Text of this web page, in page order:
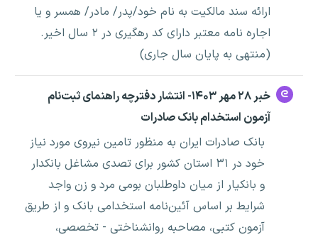
ارائه سند مالکیت به نام خود/پدر/ مادر/ همسر و یا
اجاره نامه معتبر دارای کد رهگیری در ۲ سال اخیر.
(منتهی به پایان سال جاری)
خبر ۲۸ مهر ۱۴۰۳- انتشار دفترچه راهنمای ثبت‌نام
آزمون استخدام بانک صادرات
بانک صادرات ایران به منظور تامین نیروی مورد نیاز
خود در ۳۱ استان کشور برای تصدی مشاغل بانکدار
و بانکیار از میان داوطلبان بومی مرد و زن واجد
شرایط بر اساس آئین‌نامه استخدامی بانک و از طریق
آزمون کتبی، مصاحبه روانشناختی - تخصصی،